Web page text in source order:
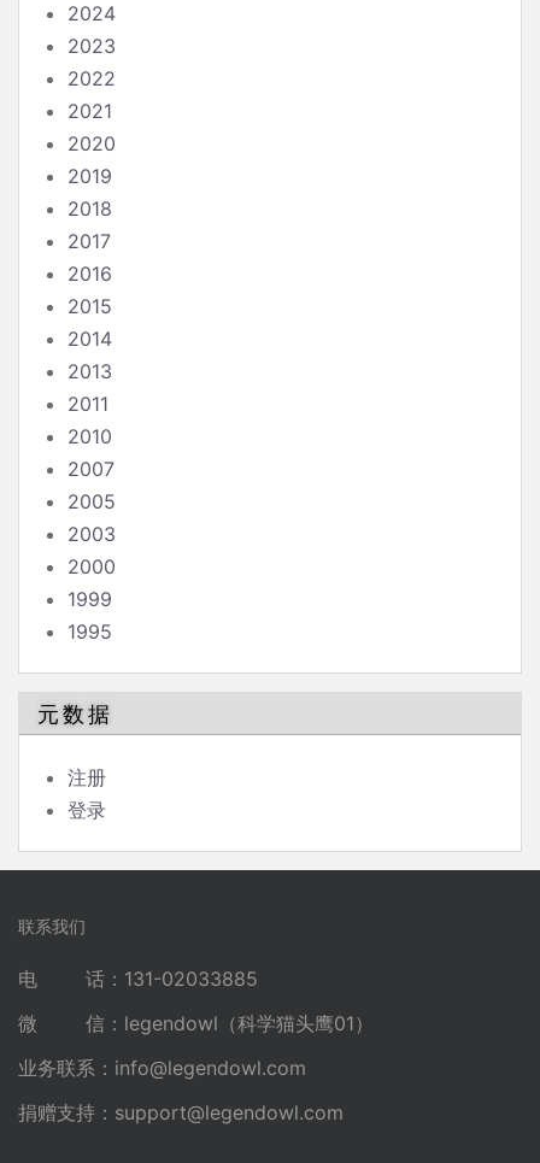
2024
2023
2022
2021
2020
2019
2018
2017
2016
2015
2014
2013
2011
2010
2007
2005
2003
2000
1999
1995
元数据
注册
登录
联系我们
电 话：131-02033885
微 信：legendowl（科学猫头鹰01）
业务联系： info@legendowl.com
捐赠支持： support@legendowl.com